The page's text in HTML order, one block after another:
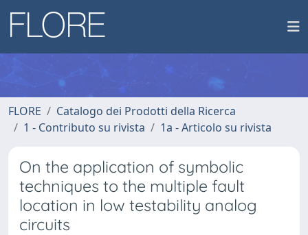
FLORE
Catalogo dei Prodotti della Ricerca
1 - Contributo su rivista
1a - Articolo su rivista
On the application of symbolic
techniques to the multiple fault
location in low testability analog
circuits